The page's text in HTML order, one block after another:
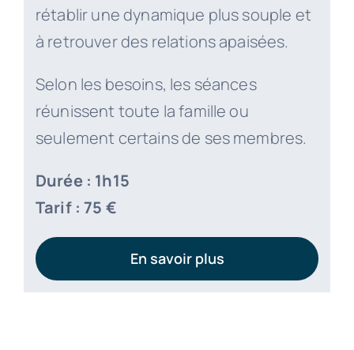
rétablir une dynamique plus souple et
à retrouver des relations apaisées.
Selon les besoins, les séances
réunissent toute la famille ou
seulement certains de ses membres.
Durée : 1h15
Tarif : 75 €
En savoir plus